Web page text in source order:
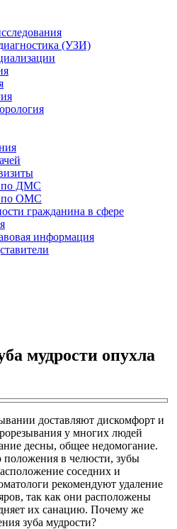
(УЗИ)
по ДМС
по ОМС
гражданина в сфере
информация
мудрости опухла
доставляют дискомфорт и
у многих людей
десны, общее недомогание.
положения в челюсти, зубы
соседних и
рекомендуют удаление
так как они расположены
их санацию. Почему же
зуба мудрости?